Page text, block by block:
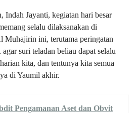
Indah Jayanti, kegiatan hari besar
selalu dilaksanakan di
Muhajirin ini, terutama peringatan
suri teladan beliau dapat selalu
kita, dan tentunya kita semua
di Yaumil akhir.
Pengamanan Aset dan Obvit